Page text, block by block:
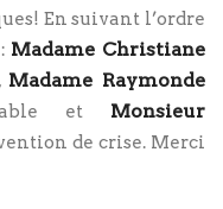
En suivant l’ordre
Madame Christiane
Madame Raymonde
et Monsieur
de crise. Merci